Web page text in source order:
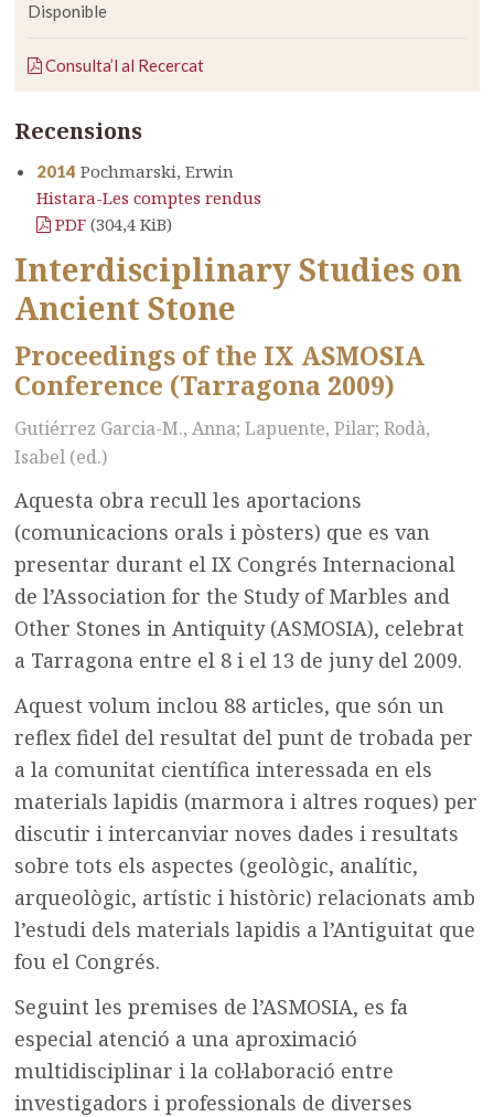
Disponible
Consulta’l al Recercat
Recensions
2014 Pochmarski, Erwin
Histara-Les comptes rendus
PDF (304,4 KiB)
Interdisciplinary Studies on
Ancient Stone
Proceedings of the IX ASMOSIA
Conference (Tarragona 2009)
Gutiérrez Garcia-M., Anna; Lapuente, Pilar; Rodà,
Isabel (ed.)
Aquesta obra recull les aportacions
(comunicacions orals i pòsters) que es van
presentar durant el IX Congrés Internacional
de l’Association for the Study of Marbles and
Other Stones in Antiquity (ASMOSIA), celebrat
a Tarragona entre el 8 i el 13 de juny del 2009.
Aquest volum inclou 88 articles, que són un
reflex fidel del resultat del punt de trobada per
a la comunitat científica interessada en els
materials lapidis (marmora i altres roques) per
discutir i intercanviar noves dades i resultats
sobre tots els aspectes (geològic, analític,
arqueològic, artístic i històric) relacionats amb
l’estudi dels materials lapidis a l’Antiguitat que
fou el Congrés.
Seguint les premises de l’ASMOSIA, es fa
especial atenció a una aproximació
multidisciplinar i la col·laboració entre
investigadors i professionals de diverses